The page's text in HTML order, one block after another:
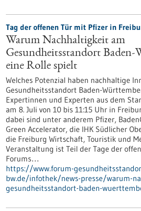
Tag der offenen Tür mit Pfizer in
Warum Nachhaltigkeit am
Gesundheitsstandort Baden-
eine Rolle spielt
Welches Potenzial haben nachhaltige
Gesundheitsstandort Baden-
Expertinnen und Experten aus dem
am 8. Juli von 10 bis 11:15 Uhr in
dabei sind unter anderem Pfizer,
Green Accelerator, die IHK Südlicher
die Freiburg Wirtschaft, Touristik und
Veranstaltung ist Teil der Tage der
Forums…
https://www.forum-
bw.de/infothek/news-presse/warum-
gesundheitsstandort-baden-